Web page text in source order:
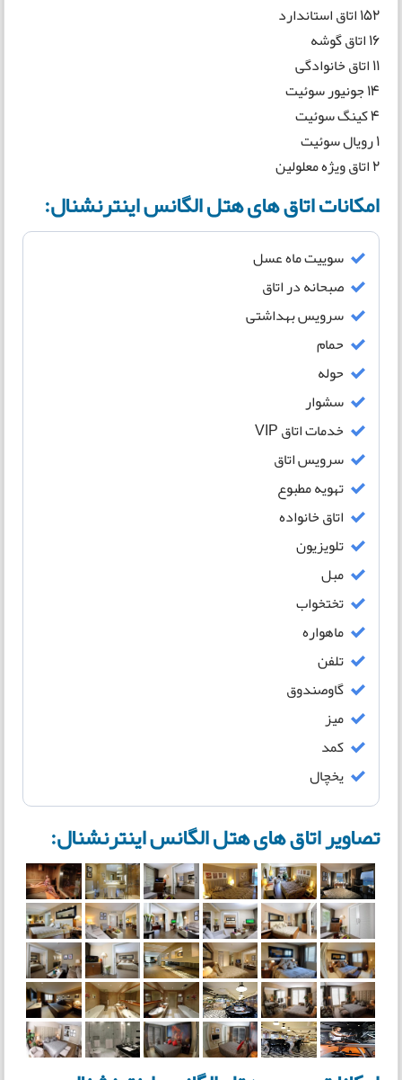
152 اتاق استاندارد
16 اتاق گوشه
11 اتاق خانوادگی
14 جونیور سوئیت
4 کینگ سوئیت
1 رویال سوئیت
2 اتاق ویژه معلولین
امکانات اتاق های هتل الگانس اینترنشنال:
سوییت ماه عسل
صبحانه در اتاق
سرویس بهداشتی
حمام
حوله
سشوار
خدمات اتاق VIP
سرویس اتاق
تهویه مطبوع
اتاق خانواده
تلویزیون
مبل
تختخواب
ماهواره
تلفن
گاوصندوق
میز
کمد
یخچال
تصاویر اتاق های هتل الگانس اینترنشنال: